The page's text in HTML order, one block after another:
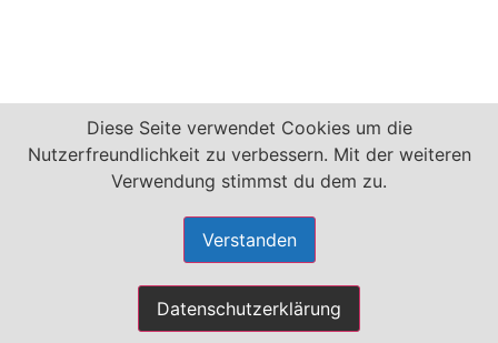
Diese Seite verwendet Cookies um die
Nutzerfreundlichkeit zu verbessern. Mit der weiteren
Verwendung stimmst du dem zu.
Verstanden
Datenschutzerklärung